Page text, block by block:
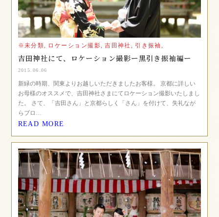
※未分類, ロケーション撮影, 吉田神社, 引き振袖,
吉田神社にて、ロケーション撮影ー黒引き振袖編ー
2015.06.06
新緑の時期、関東よりお越しいただきましたお客様。 京都に詳しい
お母様のオススメで、吉田神社さまにてロケーション撮影いたしまし
た。 さて、「吉田さん」と京都らしく「さん」を付けて、失礼なが
らブロ…
READ MORE